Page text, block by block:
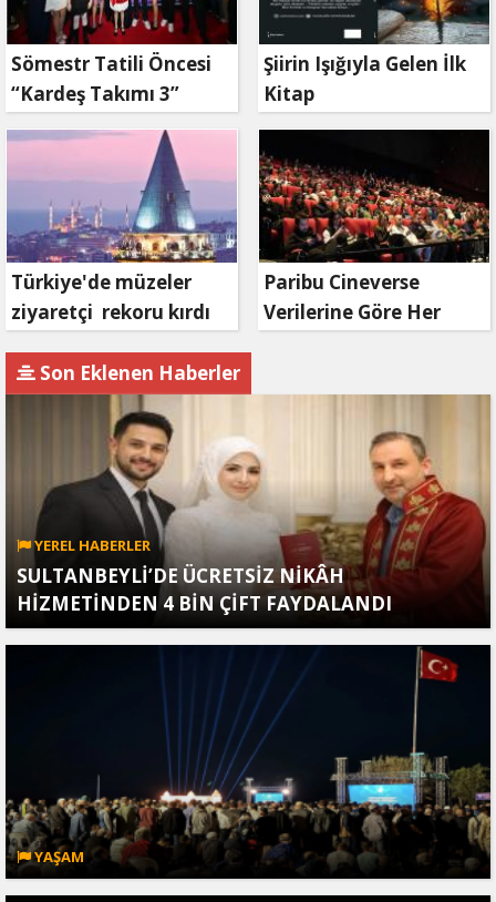
Sömestr Tatili Öncesi
“Kardeş Takımı 3”
Fırtınası
Şiirin Işığıyla Gelen İlk
Kitap
Türkiye'de müzeler
ziyaretçi rekoru kırdı
Paribu Cineverse
Verilerine Göre Her
Son Eklenen Haberler
YEREL HABERLER
SULTANBEYLİ’DE ÜCRETSİZ NİKÂH
HİZMETİNDEN 4 BİN ÇİFT FAYDALANDI
YAŞAM